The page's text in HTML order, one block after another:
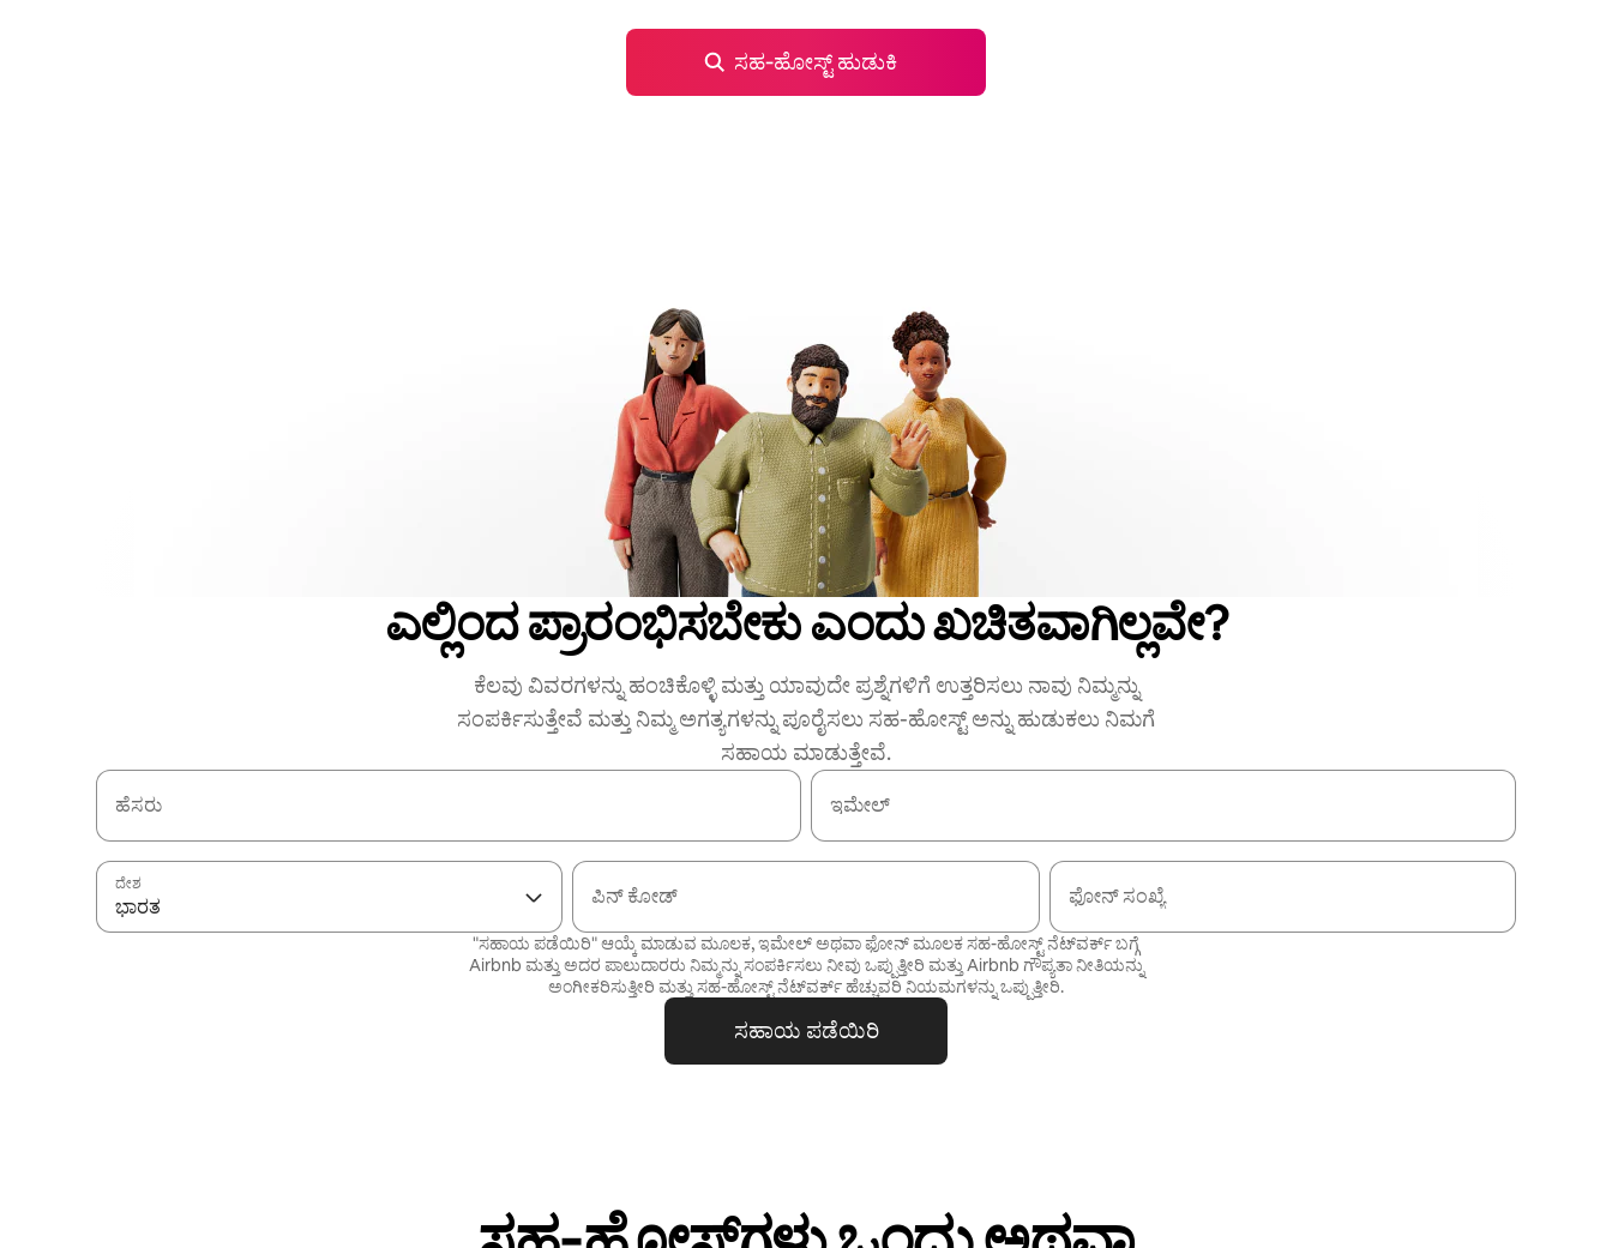
ಸಹ‑ಹೋಸ್ಟ್ ಹುಡುಕಿ
ಎಲ್ಲಿಂದ ಪ್ರಾರಂಭಿಸಬೇಕು ಎಂದು ಖಚಿತವಾಗಿಲ್ಲವೇ?
ಕೆಲವು ವಿವರಗಳನ್ನು ಹಂಚಿಕೊಳ್ಳಿ ಮತ್ತು ಯಾವುದೇ ಪ್ರಶ್ನೆಗಳಿಗೆ ಉತ್ತರಿಸಲು ನಾವು ನಿಮ್ಮನ್ನು
ಸಂಪರ್ಕಿಸುತ್ತೇವೆ ಮತ್ತು ನಿಮ್ಮ ಅಗತ್ಯಗಳನ್ನು ಪೂರೈಸಲು ಸಹ-ಹೋಸ್ಟ್ ಅನ್ನು ಹುಡುಕಲು ನಿಮಗೆ
ಸಹಾಯ ಮಾಡುತ್ತೇವೆ.
ಹೆಸರು ಇಮೇಲ್
ದೇಶ
ಭಾರತ ಪಿನ್ ಕೋಡ್ ಫೋನ್ ಸಂಖ್ಯೆ
"ಸಹಾಯ ಪಡೆಯಿರಿ" ಆಯ್ಕೆ ಮಾಡುವ ಮೂಲಕ, ಇಮೇಲ್ ಅಥವಾ ಫೋನ್ ಮೂಲಕ ಸಹ-ಹೋಸ್ಟ್ ನೆಟ್‌ವರ್ಕ್ ಬಗ್ಗೆ
Airbnb ಮತ್ತು ಅದರ ಪಾಲುದಾರರು ನಿಮ್ಮನ್ನು ಸಂಪರ್ಕಿಸಲು ನೀವು ಒಪ್ಪುತ್ತೀರಿ ಮತ್ತು Airbnb ಗೌಪ್ಯತಾ ನೀತಿಯನ್ನು
ಅಂಗೀಕರಿಸುತ್ತೀರಿ ಮತ್ತು ಸಹ-ಹೋಸ್ಟ್ ನೆಟ್‌ವರ್ಕ್ ಹೆಚ್ಚುವರಿ ನಿಯಮಗಳನ್ನುಒಪ್ಪುತ್ತೀರಿ.
ಸಹಾಯ ಪಡೆಯಿರಿ